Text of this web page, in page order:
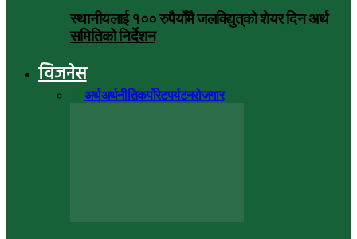
स्थानीयलाई १०० रुपैयाँमै जलविद्युत्‌को शेयर दिन अर्थ
समितिको निर्देशन
विजनेस
अर्थअर्थनीतिकर्पोरेटपर्यटनरोजगार